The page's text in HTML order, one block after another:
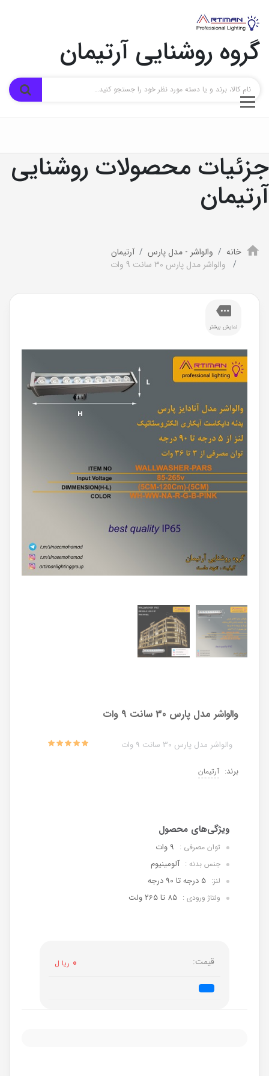
گروه روشنایی آرتیمان
جزئیات محصولات روشنایی
آرتیمان
خانه والواشر - مدل پارس
آرتیمان
والواشر مدل پارس 30 سانت 9 وات
نمایش بیشتر
والواشر مدل پارس 30 سانت 9 وات
والواشر مدل پارس 30 سانت 9 وات
برند: آرتیمان
توان مصرفی : 9 وات
جنس بدنه : آلومینیوم
لنز: 5 درجه تا 90 درجه
ولتاژ ورودی : 85 تا 265 ولت
قیمت: 0 ریا ل